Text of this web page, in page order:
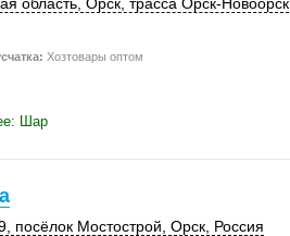
Хозтовары оптом
Шар
посёлок Мостострой Орск, Россия